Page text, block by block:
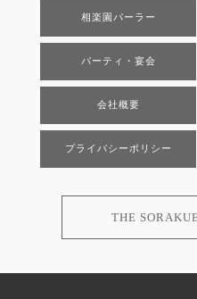
相楽園パーラー
パーティ・宴会
会社概要
プライバシーポリシー
THE